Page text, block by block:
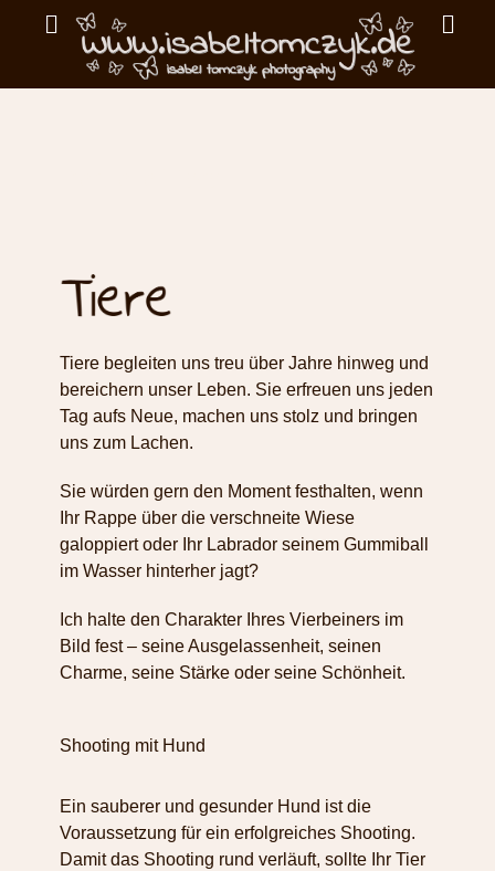
Fotografie
Menu
Search
Tiere begleiten uns treu über Jahre hinweg und
bereichern unser Leben. Sie erfreuen uns jeden
Tag aufs Neue, machen uns stolz und bringen
uns zum Lachen.
Sie würden gern den Moment festhalten, wenn
Ihr Rappe über die verschneite Wiese
galoppiert oder Ihr Labrador seinem Gummiball
im Wasser hinterher jagt?
Ich halte den Charakter Ihres Vierbeiners im
Bild fest – seine Ausgelassenheit, seinen
Charme, seine Stärke oder seine Schönheit.
Shooting mit Hund
Ein sauberer und gesunder Hund ist die
Voraussetzung für ein erfolgreiches Shooting.
Damit das Shooting rund verläuft, sollte Ihr Tier